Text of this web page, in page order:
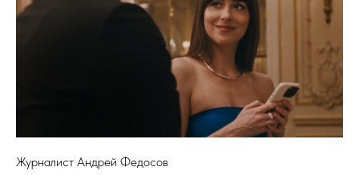
Журналист Андрей Федосов